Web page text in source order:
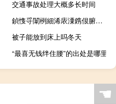
交通事故处理大概多长时间
鍞愯寽闈栵細浠庡潥鎸佷腑鐪嬪埌甯屾湜 到底什么情况嘞
被子能放到床上吗冬天
“最喜无钱绊住腰”的出处是哪里
☚